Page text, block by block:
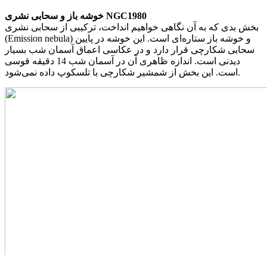
خوشه باز و سحابی نشری NGC1980
بخش بدی که به آن نگاهی خواهیم انداخت، ترکیبی از سحابی نشری
(Emission nebula) و خوشه باز ستاره‌ای است. این خوشه در پایین
سحابی شکارچی قرار دارد و در عکاسی اعماق آسمان شب بسیار
دیدنی است. اندازه ظاهری آن در آسمان شب 14 دقیقه قوسی
است. این بخش از شمشیر شکارچی با تلسکوپ داده نمی‌شود.